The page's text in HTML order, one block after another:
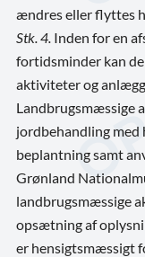
ændres eller flyttes
Stk. 4. Inden for en
fortidsminder kan
aktiviteter og
Landbrugsmæssige
jordbehandling med
beplantning samt
Grønland
landbrugsmæssige
opsætning af
er hensigtsmæssigt